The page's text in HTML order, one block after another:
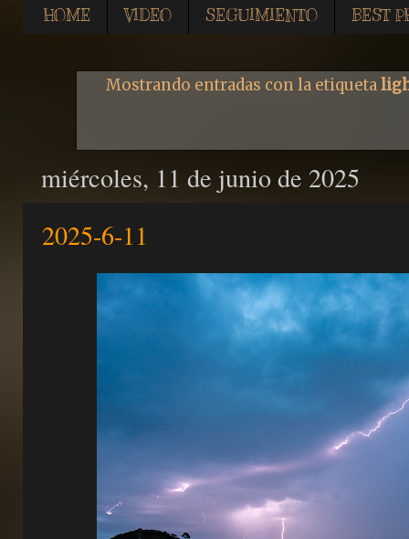
HOME VIDEO SEGUIMIENTO BEST
Mostrando entradas con la etiqueta
miércoles, 11 de junio de 2025
2025-6-11